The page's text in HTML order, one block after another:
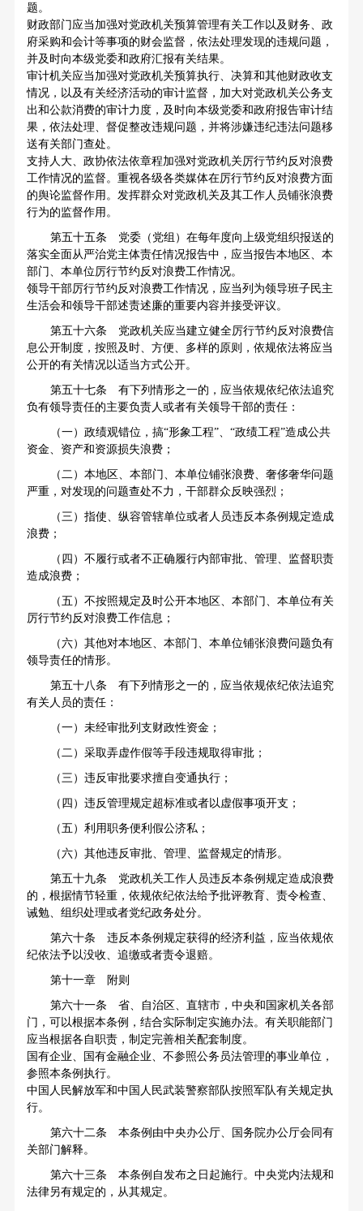
题。
财政部门应当加强对党政机关预算管理有关工作以及财务、政
府采购和会计等事项的财会监督，依法处理发现的违规问题，
并及时向本级党委和政府汇报有关结果。
审计机关应当加强对党政机关预算执行、决算和其他财政收支
情况，以及有关经济活动的审计监督，加大对党政机关公务支
出和公款消费的审计力度，及时向本级党委和政府报告审计结
果，依法处理、督促整改违规问题，并将涉嫌违纪违法问题移
送有关部门查处。
支持人大、政协依法依章程加强对党政机关厉行节约反对浪费
工作情况的监督。重视各级各类媒体在厉行节约反对浪费方面
的舆论监督作用。发挥群众对党政机关及其工作人员铺张浪费
行为的监督作用。
第五十五条 党委（党组）在每年度向上级党组织报送的
落实全面从严治党主体责任情况报告中，应当报告本地区、本
部门、本单位厉行节约反对浪费工作情况。
领导干部厉行节约反对浪费工作情况，应当列为领导班子民主
生活会和领导干部述责述廉的重要内容并接受评议。
第五十六条 党政机关应当建立健全厉行节约反对浪费信
息公开制度，按照及时、方便、多样的原则，依规依法将应当
公开的有关情况以适当方式公开。
第五十七条 有下列情形之一的，应当依规依纪依法追究
负有领导责任的主要负责人或者有关领导干部的责任：
（一）政绩观错位，搞“形象工程”、“政绩工程”造成公共
资金、资产和资源损失浪费；
（二）本地区、本部门、本单位铺张浪费、奢侈奢华问题
严重，对发现的问题查处不力，干部群众反映强烈；
（三）指使、纵容管辖单位或者人员违反本条例规定造成
浪费；
（四）不履行或者不正确履行内部审批、管理、监督职责
造成浪费；
（五）不按照规定及时公开本地区、本部门、本单位有关
厉行节约反对浪费工作信息；
（六）其他对本地区、本部门、本单位铺张浪费问题负有
领导责任的情形。
第五十八条 有下列情形之一的，应当依规依纪依法追究
有关人员的责任：
（一）未经审批列支财政性资金；
（二）采取弄虚作假等手段违规取得审批；
（三）违反审批要求擅自变通执行；
（四）违反管理规定超标准或者以虚假事项开支；
（五）利用职务便利假公济私；
（六）其他违反审批、管理、监督规定的情形。
第五十九条 党政机关工作人员违反本条例规定造成浪费
的，根据情节轻重，依规依纪依法给予批评教育、责令检查、
诫勉、组织处理或者党纪政务处分。
第六十条 违反本条例规定获得的经济利益，应当依规依
纪依法予以没收、追缴或者责令退赔。
第十一章 附则
第六十一条 省、自治区、直辖市，中央和国家机关各部
门，可以根据本条例，结合实际制定实施办法。有关职能部门
应当根据各自职责，制定完善相关配套制度。
国有企业、国有金融企业、不参照公务员法管理的事业单位，
参照本条例执行。
中国人民解放军和中国人民武装警察部队按照军队有关规定执
行。
第六十二条 本条例由中央办公厅、国务院办公厅会同有
关部门解释。
第六十三条 本条例自发布之日起施行。中央党内法规和
法律另有规定的，从其规定。